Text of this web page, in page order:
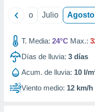
1199
Junio Julio Agosto
T. Media: 24°C Max.:
Días de lluvia: 3 días
Acum. de lluvia: 10 l/
Viento medio: 12 km/h